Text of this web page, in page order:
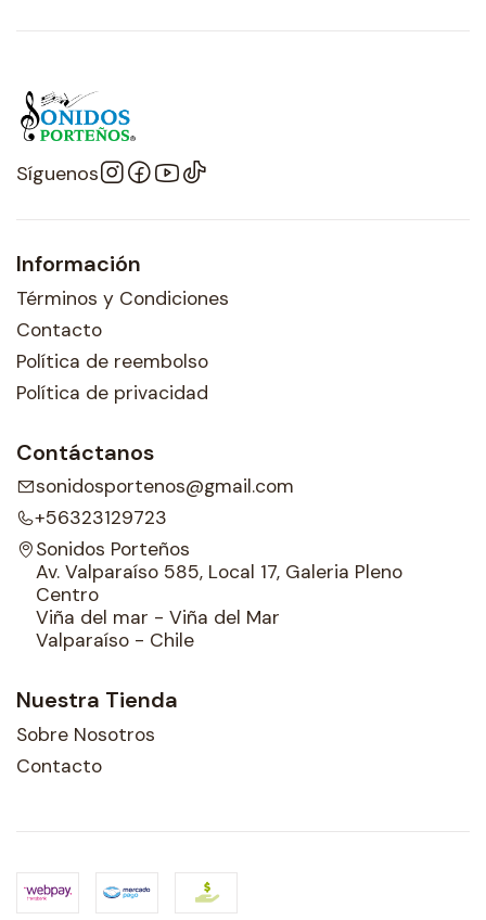
Síguenos
Información
Términos y Condiciones
Contacto
Política de reembolso
Política de privacidad
Contáctanos
sonidosportenos@gmail.com
+56323129723
Sonidos Porteños
Av. Valparaíso 585, Local 17, Galeria Pleno
Centro
Viña del mar - Viña del Mar
Valparaíso - Chile
Nuestra Tienda
Sobre Nosotros
Contacto